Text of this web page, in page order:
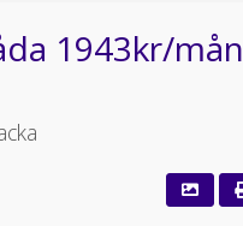
1943kr/mån